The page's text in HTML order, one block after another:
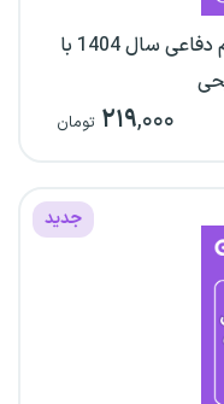
دفترچه شبیه ساز آزمون دبیر علوم دفاعی سال 1404 با
۲۱۹,۰۰۰ تومان
جدید